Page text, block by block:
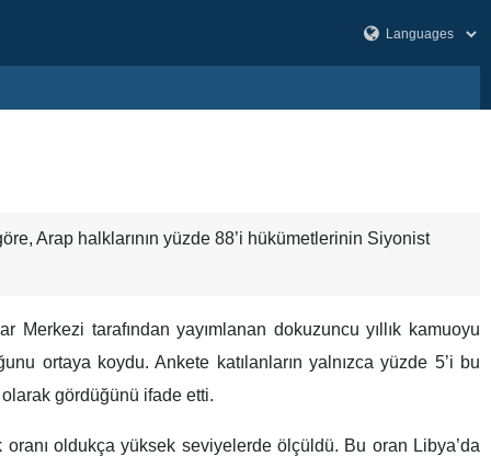
Arap halklarının yüzde 88’i hükümetlerinin Siyonist
tarafından yayımlanan dokuzuncu yıllık kamuoyu
ortaya koydu. Ankete katılanların yalnızca yüzde 5’i bu
gördüğünü ifade etti.
oranı oldukça yüksek seviyelerde ölçüldü. Bu oran Libya’da